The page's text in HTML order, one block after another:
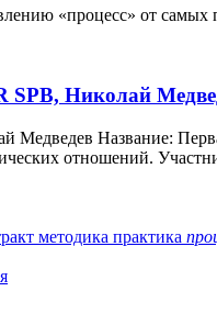
«процесс» от самых
SPB, Николай
Медведев Название:
отношений.
методика практика